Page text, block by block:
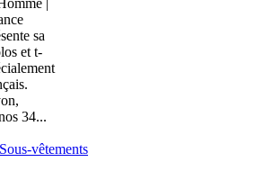
|
sa
et t-
34...
vêtements